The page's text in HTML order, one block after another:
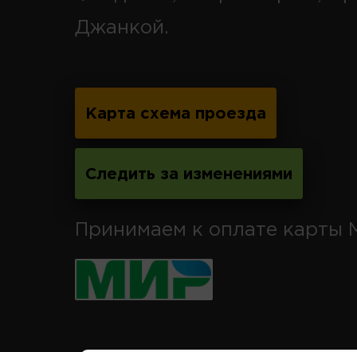
Джанкой.
Карта схема проезда
Следить за изменениями
Принимаем к оплате карты